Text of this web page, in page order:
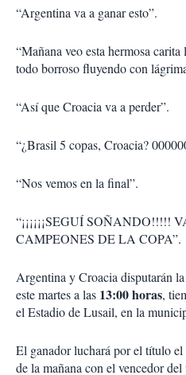
“Argentina va a ganar esto”.
“Mañana veo esta hermosa
todo borroso fluyendo con
“Así que Croacia va a perder”.
“¿Brasil 5 copas, Croacia?
“Nos vemos en la final”.
“¡¡¡¡¡¡SEGUÍ SOÑANDO!!!!!
CAMPEONES DE LA COPA”.
Argentina y Croacia disputarán
este martes a las 13:00 horas,
el Estadio de Lusail, en la
El ganador luchará por el título
de la mañana con el vencedor